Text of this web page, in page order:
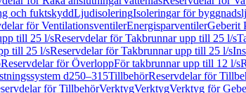
och fuktskyddLjudisoleringIsoleringar för
för VentilationsventilerEnergisparventilerGeberit
till 25 l/sReservdelar för Takbrunnar upp till 25 l/s
till 25 l/sReservdelar för Takbrunnar upp till 25 l/s
Reservdelar för ÖverloppFör takbrunnar upp till 12 l/s
d250–315TillbehörReservdelar för
för TillbehörVerktygVerktygVerktyg för